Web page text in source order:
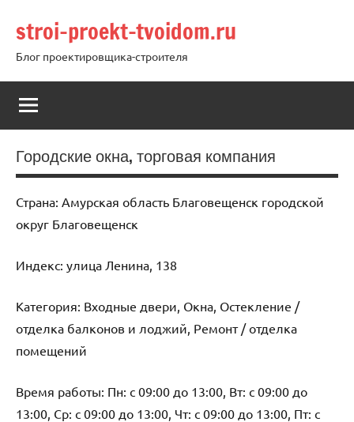
содержимому
stroi-proekt-tvoidom.ru
Блог проектировщика-строителя
Городские окна, торговая компания
Страна: Амурская область Благовещенск городской
округ Благовещенск
Индекс: улица Ленина, 138
Категория: Входные двери, Окна, Остекление /
отделка балконов и лоджий, Ремонт / отделка
помещений
Время работы: Пн: с 09:00 до 13:00, Вт: с 09:00 до
13:00, Ср: с 09:00 до 13:00, Чт: с 09:00 до 13:00, Пт: с